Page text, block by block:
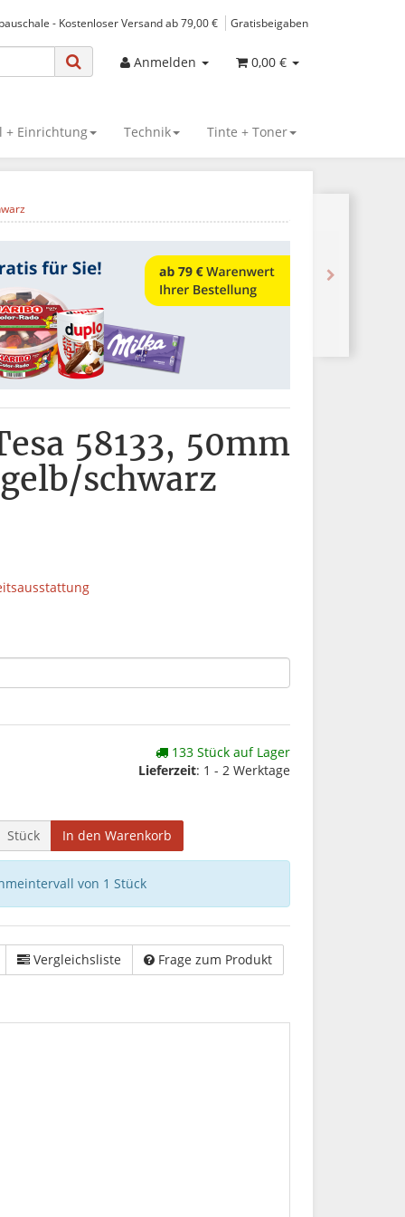
- Kostenloser Versand ab 79,00 € Gratisbeigaben
Anmelden 0,00 €
+ Einrichtung Technik Tinte + Toner
58133, 50mm
schwarz
133 Stück auf Lager
Lieferzeit: 1 - 2 Werktage
Stück In den Warenkorb
von 1 Stück
Vergleichsliste Frage zum Produkt